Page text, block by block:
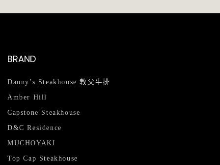
BRAND
Danny’s Steakhouse 教父牛排
Amber Hill
Capstone Steakhouse
D&C Residence
MUCHOYAKI
Top Cap Steakhouse